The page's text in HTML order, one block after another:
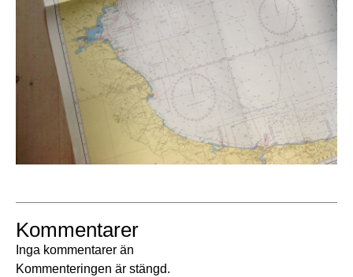
Kommentarer
Inga kommentarer än
Kommenteringen är stängd.